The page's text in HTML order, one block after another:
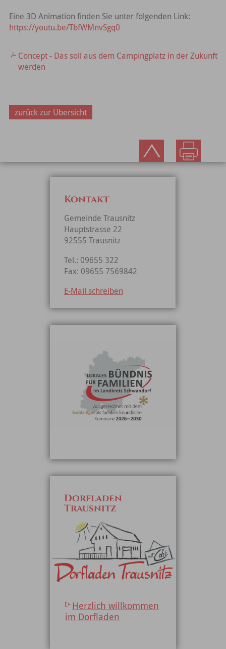
Eine 3D Animation finden Sie unter folgenden Link:
https://youtu.be/TbfWMnvSgq0
Concept - Das soll aus dem Campingplatz in der Zukunft
werden
zurück zur Übersicht
Kontakt
Gemeinde Trausnitz
Hauptstrasse 22
92555 Trausnitz
Tel.: 09655 322
Fax: 09655 7569842
E-Mail schreiben
Dorfladen
Trausnitz
Herzlich willkommen
im Dorfladen